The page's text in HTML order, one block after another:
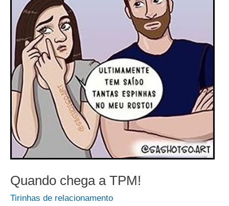
Quando chega a TPM!
Tirinhas de relacionamento